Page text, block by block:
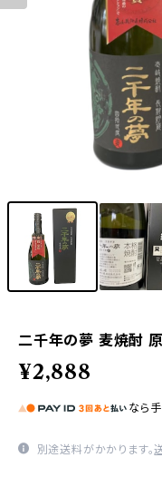
二千年の夢 麦焼酎
¥2,888
なら
別途送料がかかります。